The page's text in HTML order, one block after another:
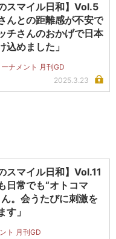
スマイル日和】Vol.5
んとの距離感が不安で
チさんのおかげで日本
込めました」
ナメント 月刊GD
2025.3.23
スマイル日和】Vol.11
日常でも“オトコマ
。会うたびに刺激を
す」
ト 月刊GD